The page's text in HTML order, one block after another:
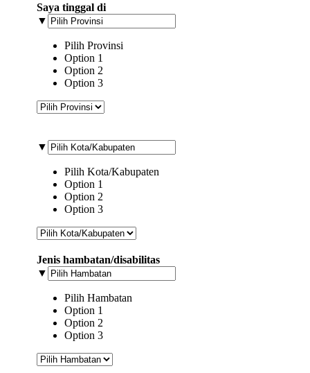
Saya tinggal di
▼
Pilih Provinsi
Option 1
Option 2
Option 3
▼
Pilih Kota/Kabupaten
Option 1
Option 2
Option 3
Jenis hambatan/disabilitas
▼
Pilih Hambatan
Option 1
Option 2
Option 3